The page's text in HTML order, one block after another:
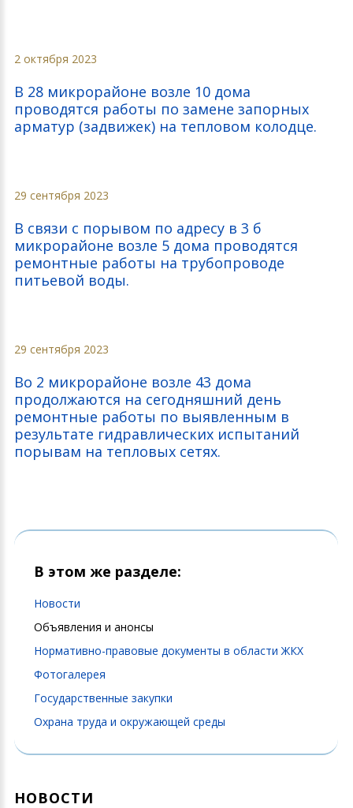
2 октября 2023
В 28 микрорайоне возле 10 дома
проводятся работы по замене запорных
арматур (задвижек) на тепловом колодце.
29 сентября 2023
В связи с порывом по адресу в 3 б
микрорайоне возле 5 дома проводятся
ремонтные работы на трубопроводе
питьевой воды.
29 сентября 2023
Во 2 микрорайоне возле 43 дома
продолжаются на сегодняшний день
ремонтные работы по выявленным в
результате гидравлических испытаний
порывам на тепловых сетях.
В этом же разделе:
Новости
Объявления и анонсы
Нормативно-правовые документы в области ЖКХ
Фотогалерея
Государственные закупки
Охрана труда и окружающей среды
НОВОСТИ